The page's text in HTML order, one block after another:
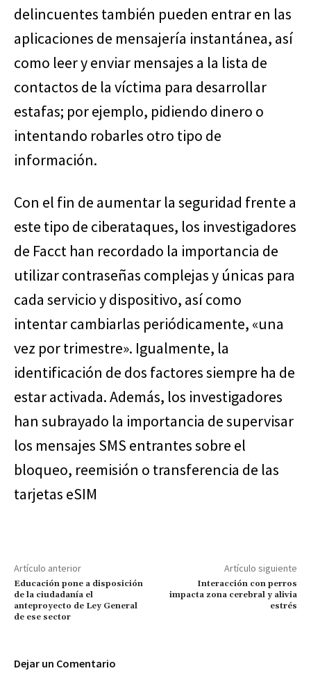
delincuentes también pueden entrar en las
aplicaciones de mensajería instantánea, así
como leer y enviar mensajes a la lista de
contactos de la víctima para desarrollar
estafas; por ejemplo, pidiendo dinero o
intentando robarles otro tipo de
información.
Con el fin de aumentar la seguridad frente a
este tipo de ciberataques, los investigadores
de Facct han recordado la importancia de
utilizar contraseñas complejas y únicas para
cada servicio y dispositivo, así como
intentar cambiarlas periódicamente, «una
vez por trimestre». Igualmente, la
identificación de dos factores siempre ha de
estar activada. Además, los investigadores
han subrayado la importancia de supervisar
los mensajes SMS entrantes sobre el
bloqueo, reemisión o transferencia de las
tarjetas eSIM
Artículo anterior
Educación pone a disposición
de la ciudadanía el
anteproyecto de Ley General
de ese sector
Artículo siguiente
Interacción con perros
impacta zona cerebral y alivia
estrés
Dejar un Comentario